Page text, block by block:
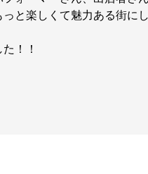
と楽しくて魅力ある街に
！！